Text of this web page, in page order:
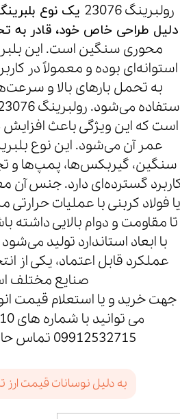
رولبرینگ 23076
یک نوع
دلیل طراحی خاص خود، قادر به
محوری سنگین است. این
استوانه‌ای بوده و معمولاً در
به تحمل بارهای بالا و
است که این ویژگی باعث
عمر آن می‌شود. این نوع
سنگین، گیربکس‌ها، پمپ‌ها و
گسترده‌ای دارد. جنس آن
فولاد کربنی با عملیات
با ابعاد استاندارد تولید
عملکرد قابل اعتماد، یکی از
صنایع مختلف
جهت خرید و یا استعلام قیمت
09912532715 تماس حاصل فرمایید.
به دلیل نوسانات قیمت